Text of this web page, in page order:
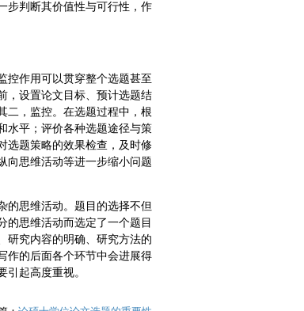
步判断其价值性与可行性，作
控作用可以贯穿整个选题甚至
，设置论文目标、预计选题结
二，监控。在选题过程中，根
水平；评价各种选题途径与策
选题策略的效果检查，及时修
向思维活动等进一步缩小问题
的思维活动。题目的选择不但
的思维活动而选定了一个题目
研究内容的明确、研究方法的
作的后面各个环节中会进展得
起高度重视。